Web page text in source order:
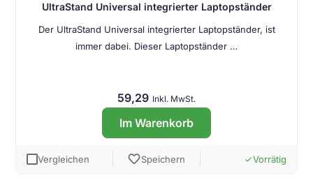
UltraStand Universal integrierter Laptopständer
Der UltraStand Universal integrierter Laptopständer, ist
immer dabei. Dieser Laptopständer …
59,29 Inkl. MwSt.
Im Warenkorb
Vergleichen favoriteSpeichern doneVorrätig